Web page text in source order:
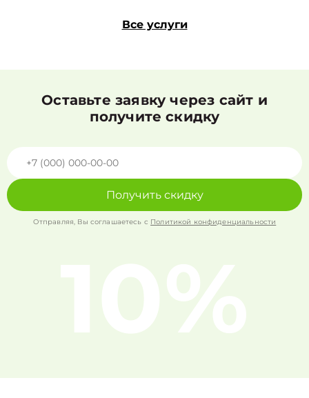
Все услуги
Оставьте заявку через сайт и
получите скидку
Получить скидку
Отправляя, Вы соглашаетесь с Политикой конфиденциальности
10%